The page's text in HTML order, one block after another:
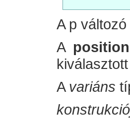
A p
A
A variáns